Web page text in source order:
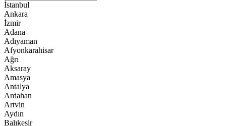
İstanbul
Ankara
İzmir
Adana
Adıyaman
Afyonkarahisar
Ağrı
Aksaray
Amasya
Antalya
Ardahan
Artvin
Aydın
Balıkesir